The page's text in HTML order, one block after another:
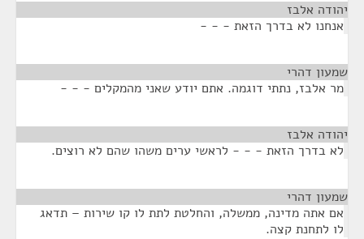
יהודה אלבז
אנחנו לא בדרך הזאת - - -
שמעון דהרי
מר אלבז, נתתי דוגמה. אתם יודע שאני מהמקלים - - -
יהודה אלבז
לא בדרך הזאת - - - לראשי ערים משהו שהם לא רוצים.
שמעון דהרי
אם אתה מדינה, ממשלה, והחלטת לתת לו קו שירות – תדאג
לו לתחנת קצה.